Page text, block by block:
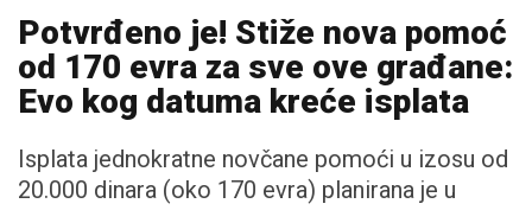
Potvrđeno je! Stiže nova pomoć
od 170 evra za sve ove građane:
Evo kog datuma kreće isplata
Isplata jednokratne novčane pomoći u izosu od
20.000 dinara (oko 170 evra) planirana je u